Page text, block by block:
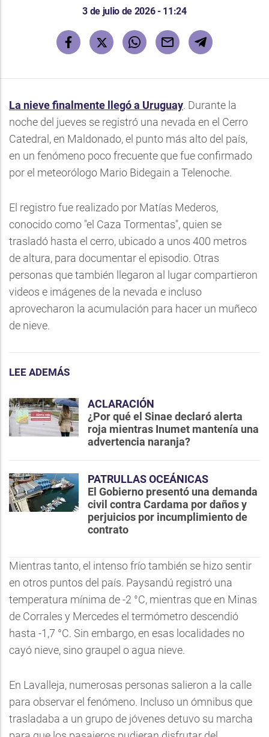
3 de julio de 2026 - 11:24
La nieve finalmente llegó a Uruguay. Durante la
noche del jueves se registró una nevada en el Cerro
Catedral, en Maldonado, el punto más alto del país,
en un fenómeno poco frecuente que fue confirmado
por el meteorólogo Mario Bidegain a Telenoche.
El registro fue realizado por Matías Mederos,
conocido como "el Caza Tormentas", quien se
trasladó hasta el cerro, ubicado a unos 400 metros
de altura, para documentar el episodio. Otras
personas que también llegaron al lugar compartieron
videos e imágenes de la nevada e incluso
aprovecharon la acumulación para hacer un muñeco
de nieve.
LEE ADEMÁS
ACLARACIÓN
¿Por qué el Sinae declaró alerta
roja mientras Inumet mantenía una
advertencia naranja?
PATRULLAS OCEÁNICAS
El Gobierno presentó una demanda
civil contra Cardama por daños y
perjuicios por incumplimiento de
contrato
Mientras tanto, el intenso frío también se hizo sentir
en otros puntos del país. Paysandú registró una
temperatura mínima de -2 °C, mientras que en Minas
de Corrales y Mercedes el termómetro descendió
hasta -1,7 °C. Sin embargo, en esas localidades no
cayó nieve, sino graupel o agua nieve.
En Lavalleja, numerosas personas salieron a la calle
para observar el fenómeno. Incluso un ómnibus que
trasladaba a un grupo de jóvenes detuvo su marcha